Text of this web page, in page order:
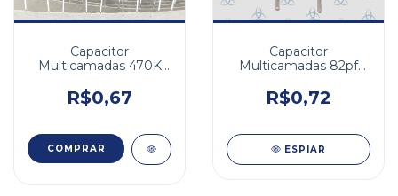
Capacitor
Multicamadas 470K
R$0,67
Capacitor
Multicamadas 82pf
R$0,72
ESPIAR